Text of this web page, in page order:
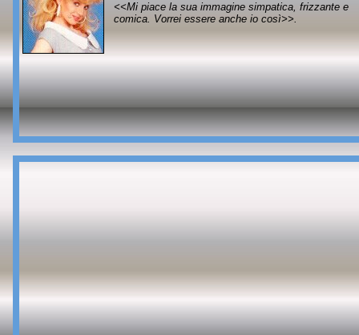
<<Mi piace la sua immagine simpatica, frizzante e
comica. Vorrei essere anche io così>>.